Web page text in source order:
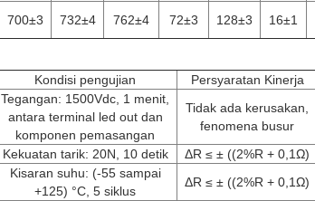
700±3 732±4 762±4 72±3 128±3 16±1
Kondisi pengujian Persyaratan Kinerja
Tegangan: 1500Vdc, 1 menit,
antara terminal led out dan
komponen pemasangan
Tidak ada kerusakan,
fenomena busur
Kekuatan tarik: 20N, 10 detik ΔR ≤ ± ((2%R + 0,1Ω)
Kisaran suhu: (-55 sampai
+125) °C, 5 siklus
ΔR ≤ ± ((2%R + 0,1Ω)